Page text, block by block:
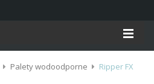
Palety wodoodporne
Ripper FX